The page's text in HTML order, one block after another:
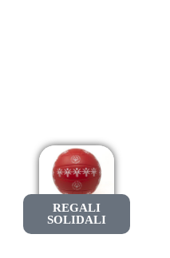
REGALI
SOLIDALI